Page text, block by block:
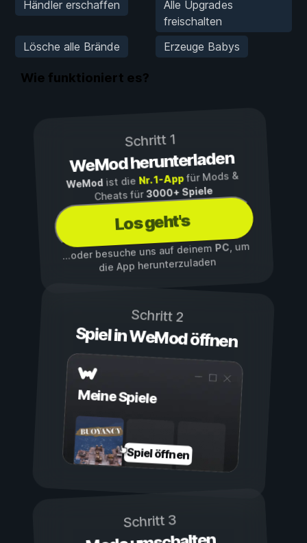
Händler erschaffen
Alle Upgrades
freischalten
Lösche alle Brände
Erzeuge Babys
Wie funktioniert es?
Schritt 1
WeMod herunterladen
WeMod ist die Nr. 1-Appfür Mods &
Cheats für3000+ Spiele
Los geht's
...oder besuche uns auf deinemPC, um
die App herunterzuladen
Schritt 2
Spiel in WeMod öffnen
Meine Spiele
Spiel öffnen
Schritt 3